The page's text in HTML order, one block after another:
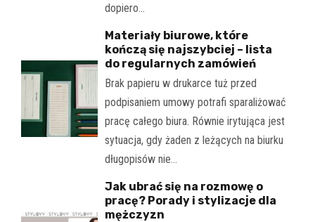
dopiero…
Materiały biurowe, które
kończą się najszybciej – lista
do regularnych zamówień
Brak papieru w drukarce tuż przed
podpisaniem umowy potrafi sparaliżować
pracę całego biura. Równie irytująca jest
sytuacja, gdy żaden z leżących na biurku
długopisów nie…
Jak ubrać się na rozmowę o
pracę? Porady i stylizacje dla
mężczyzn